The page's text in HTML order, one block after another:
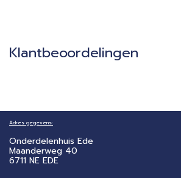
Klantbeoordelingen
Adres gegevens:
Onderdelenhuis Ede
Maanderweg 40
6711 NE EDE